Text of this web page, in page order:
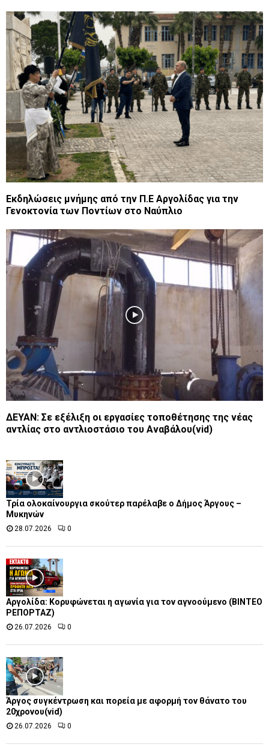
Εκδηλώσεις μνήμης από την Π.Ε Αργολίδας για την
Γενοκτονία των Ποντίων στο Ναύπλιο
ΔΕΥΑΝ: Σε εξέλιξη οι εργασίες τοποθέτησης της νέας
αντλίας στο αντλιοστάσιο του Αναβάλου(vid)
Τρία ολοκαίνουργια σκούτερ παρέλαβε o Δήμος Άργους –
Μυκηνών
28.07.2026 0
Αργολίδα: Κορυφώνεται η αγωνία για τον αγνοούμενο (ΒΙΝΤΕΟ
ΡΕΠΟΡΤΑΖ)
26.07.2026 0
Άργος συγκέντρωση και πορεία με αφορμή τον θάνατο του
20χρονου(vid)
26.07.2026 0